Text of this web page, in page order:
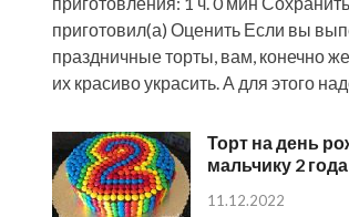
приготовил(а) Оценить Если вы
праздничные торты, вам, конечно
их красиво украсить. А для этого
Торт на день
мальчику 2 года
11.12.2022